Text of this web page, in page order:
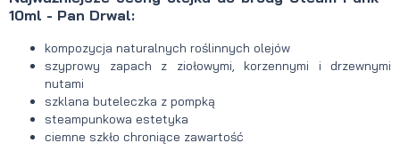
10ml - Pan Drwal:
kompozycja naturalnych roślinnych olejów
szyprowy zapach z ziołowymi, korzennymi i drzewnymi
nutami
szklana buteleczka z pompką
steampunkowa estetyka
ciemne szkło chroniące zawartość